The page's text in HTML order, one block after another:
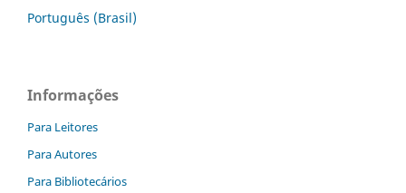
Português (Brasil)
Informações
Para Leitores
Para Autores
Para Bibliotecários